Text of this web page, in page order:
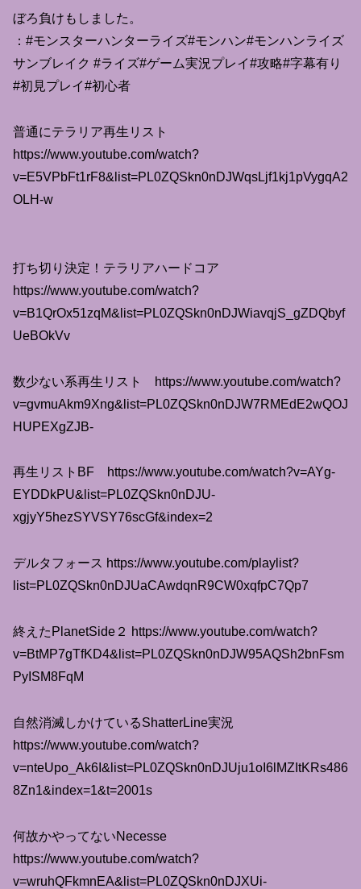
ぼろ負けもしました。
：#モンスターハンターライズ#モンハン#モンハンライズ
サンブレイク #ライズ#ゲーム実況プレイ#攻略#字幕有り
#初見プレイ#初心者
普通にテラリア再生リスト
https://www.youtube.com/watch?
v=E5VPbFt1rF8&list=PL0ZQSkn0nDJWqsLjf1kj1pVygqA2
OLH-w
打ち切り決定！テラリアハードコア
https://www.youtube.com/watch?
v=B1QrOx51zqM&list=PL0ZQSkn0nDJWiavqjS_gZDQbyf
UeBOkVv
数少ない系再生リスト https://www.youtube.com/watch?
v=gvmuAkm9Xng&list=PL0ZQSkn0nDJW7RMEdE2wQOJ
HUPEXgZJB-
再生リストBF https://www.youtube.com/watch?v=AYg-
EYDDkPU&list=PL0ZQSkn0nDJU-
xgjyY5hezSYVSY76scGf&index=2
デルタフォース https://www.youtube.com/playlist?
list=PL0ZQSkn0nDJUaCAwdqnR9CW0xqfpC7Qp7
終えたPlanetSide２ https://www.youtube.com/watch?
v=BtMP7gTfKD4&list=PL0ZQSkn0nDJW95AQSh2bnFsm
PyISM8FqM
自然消滅しかけているShatterLine実況
https://www.youtube.com/watch?
v=nteUpo_Ak6I&list=PL0ZQSkn0nDJUju1oI6lMZItKRs486
8Zn1&index=1&t=2001s
何故かやってないNecesse
https://www.youtube.com/watch?
v=wruhQFkmnEA&list=PL0ZQSkn0nDJXUi-